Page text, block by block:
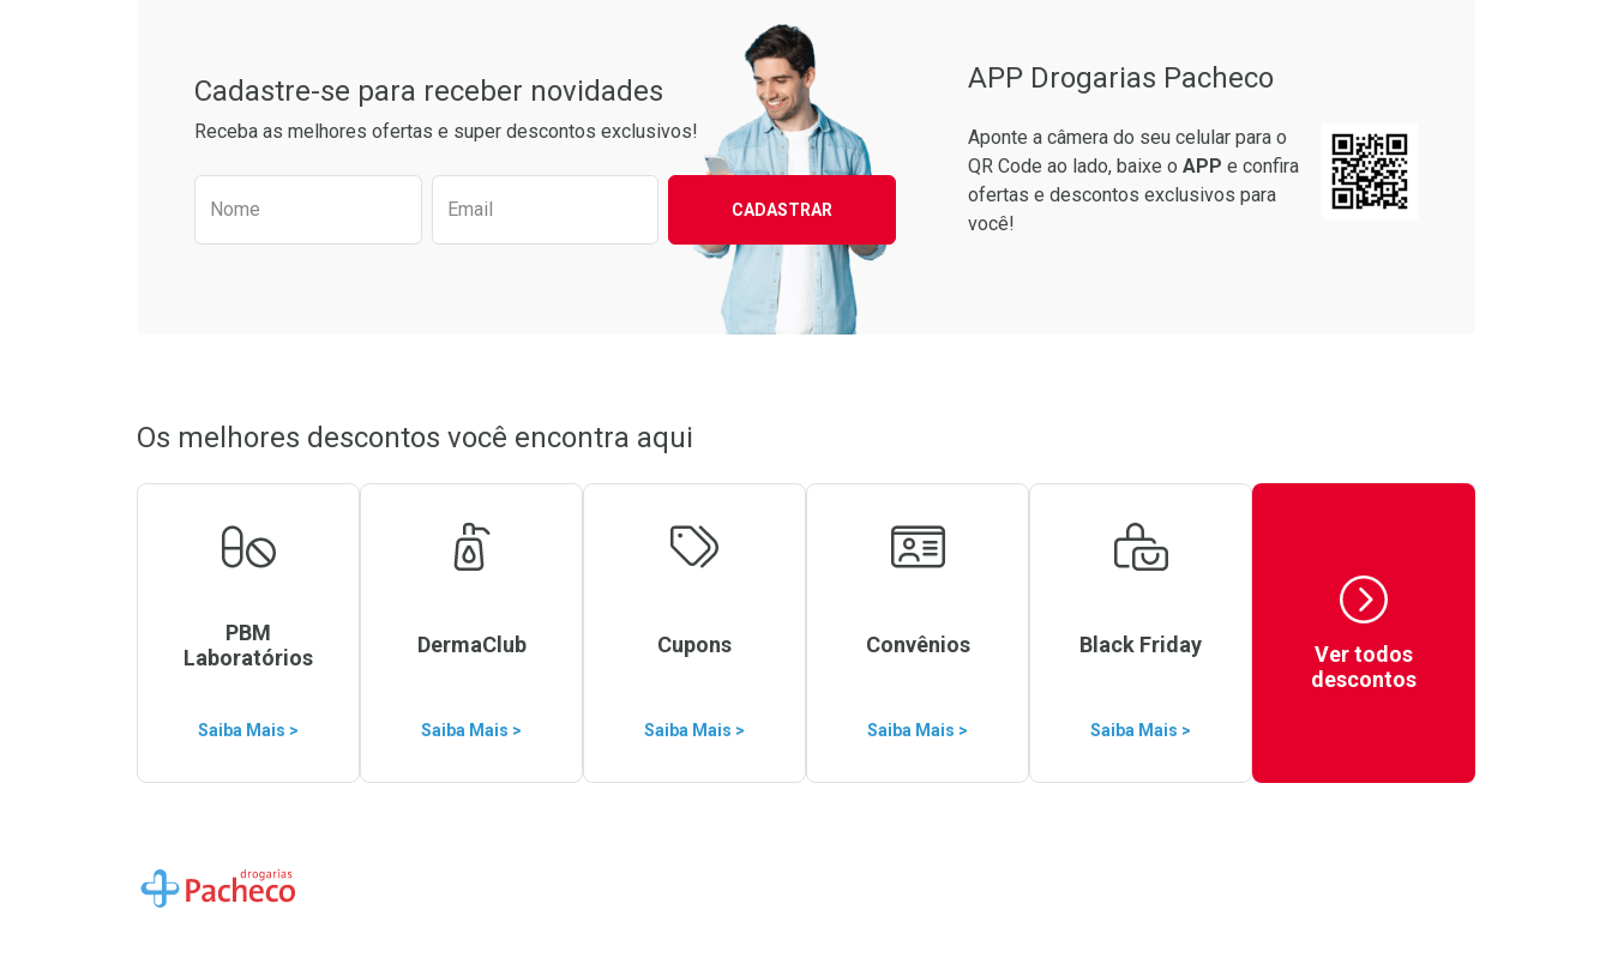
Ativar Desconto
Cadastre-se para receber novidades
Receba as melhores ofertas e super descontos exclusivos!
Preencha o formulário abaixo para receber as melhores ofertas:
Nome Email CADASTRAR
APP Drogarias Pacheco
Aponte a câmera do seu celular para o
QR Code ao lado, baixe o APP e confira
ofertas e descontos exclusivos para
você!
Os melhores descontos você encontra aqui
PBM
Laboratórios
Saiba Mais >
DermaClub
Saiba Mais >
Cupons
Saiba Mais >
Convênios
Saiba Mais >
Black Friday
Saiba Mais >
Ver todos
descontos
Ir para a Home